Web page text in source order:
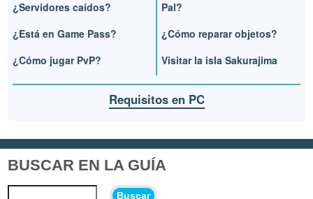
¿Servidores caídos?
¿Está en Game Pass?
¿Cómo jugar PvP?
Pal?
¿Cómo reparar objetos?
Visitar la isla Sakurajima
Requisitos en PC
BUSCAR EN LA GUÍA
Buscar